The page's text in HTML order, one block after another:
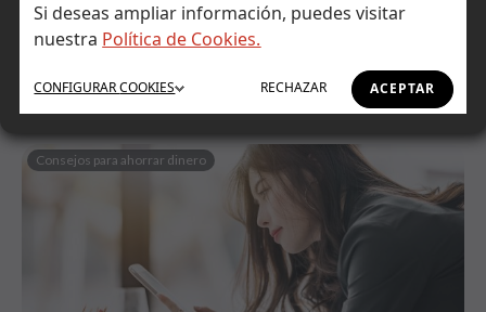
Si deseas ampliar información, puedes visitar
nuestra Política de Cookies.
ACEPTAR
RECHAZAR
CONFIGURARCOOKIES
Banca digital
Consejos para ahorrar dinero